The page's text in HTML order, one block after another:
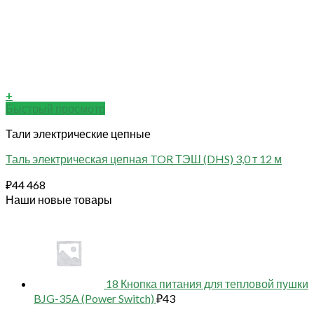
+
Быстрый просмотр
Тали электрические цепные
Таль электрическая цепная TOR ТЭШ (DHS) 3,0 т 12 м
₽44 468
Наши новые товары
18 Кнопка питания для тепловой пушки
BJG-35A (Power Switch) ₽43